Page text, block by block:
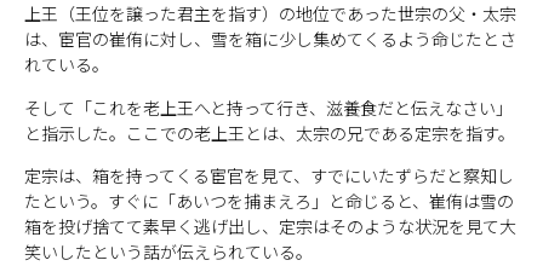
上王（王位を譲った君主を指す）の地位であった世宗の父・太宗
は、宦官の崔侑に対し、雪を箱に少し集めてくるよう命じたとさ
れている。
そして「これを老上王へと持って行き、滋養食だと伝えなさい」
と指示した。ここでの老上王とは、太宗の兄である定宗を指す。
定宗は、箱を持ってくる宦官を見て、すでにいたずらだと察知し
たという。すぐに「あいつを捕まえろ」と命じると、崔侑は雪の
箱を投げ捨てて素早く逃げ出し、定宗はそのような状況を見て大
笑いしたという話が伝えられている。